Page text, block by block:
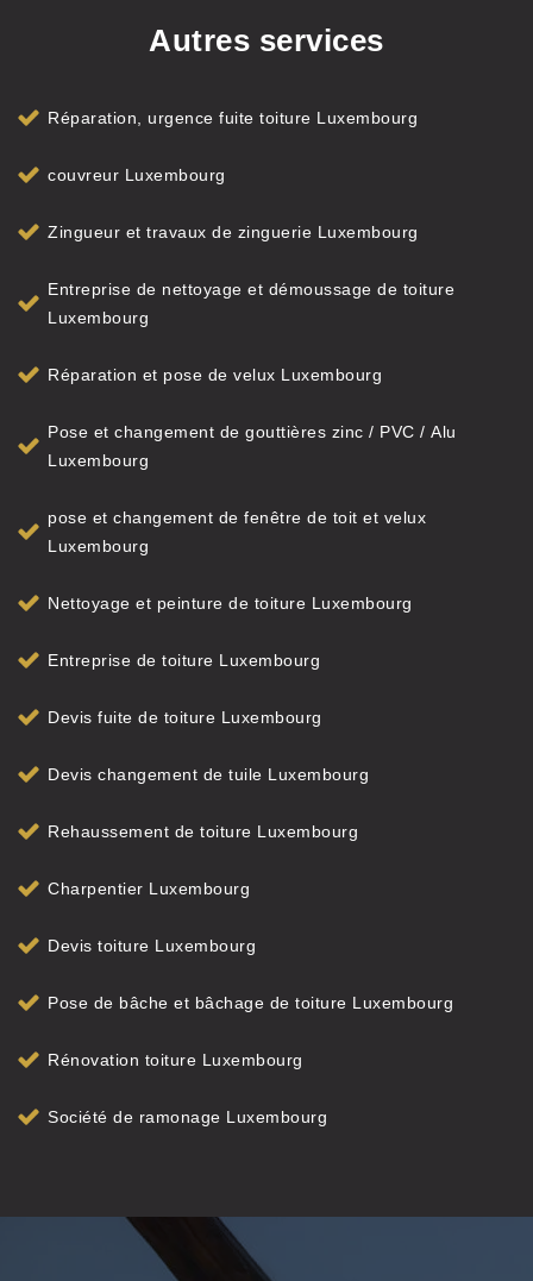
Autres services
Réparation, urgence fuite toiture Luxembourg
couvreur Luxembourg
Zingueur et travaux de zinguerie Luxembourg
Entreprise de nettoyage et démoussage de toiture
Luxembourg
Réparation et pose de velux Luxembourg
Pose et changement de gouttières zinc / PVC / Alu
Luxembourg
pose et changement de fenêtre de toit et velux
Luxembourg
Nettoyage et peinture de toiture Luxembourg
Entreprise de toiture Luxembourg
Devis fuite de toiture Luxembourg
Devis changement de tuile Luxembourg
Rehaussement de toiture Luxembourg
Charpentier Luxembourg
Devis toiture Luxembourg
Pose de bâche et bâchage de toiture Luxembourg
Rénovation toiture Luxembourg
Société de ramonage Luxembourg